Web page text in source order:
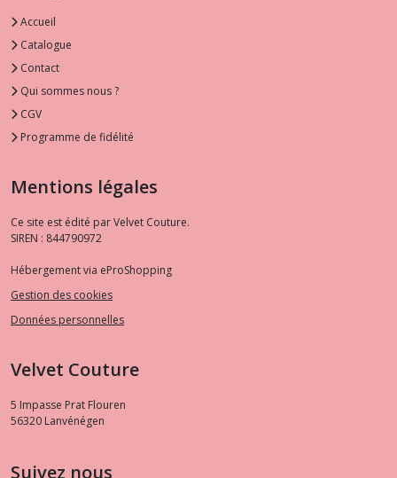
Accueil
Catalogue
Contact
Qui sommes nous ?
CGV
Programme de fidélité
Mentions légales
Ce site est édité par Velvet Couture.
SIREN : 844790972
Hébergement via eProShopping
Gestion des cookies
Données personnelles
Velvet Couture
5 Impasse Prat Flouren
56320 Lanvénégen
Suivez nous